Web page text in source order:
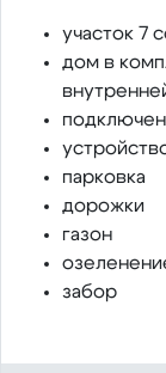
участок 7
дом в
парковка
дорожки
газон
забор